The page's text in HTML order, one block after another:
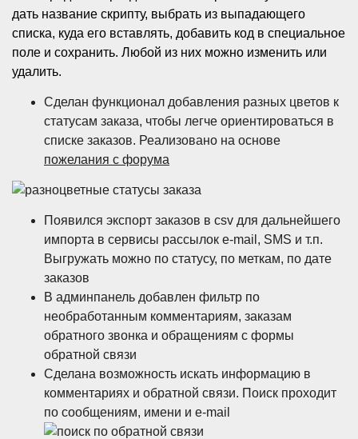
дать название скрипту, выбрать из выпадающего
списка, куда его вставлять, добавить код в специальное
поле и сохранить. Любой из них можно изменить или
удалить.
Сделан функционал добавления разных цветов к
статусам заказа, чтобы легче ориентироваться в
списке заказов. Реализовано на основе
пожелания с форума
Появился экспорт заказов в csv для дальнейшего
импорта в сервисы рассылок e-mail, SMS и т.п.
Выгружать можно по статусу, по меткам, по дате
заказов
В админпанель добавлен фильтр по
необработанным комментариям, заказам
обратного звонка и обращениям с формы
обратной связи
Сделана возможность искать информацию в
комментариях и обратной связи. Поиск проходит
по сообщениям, имени и e-mail